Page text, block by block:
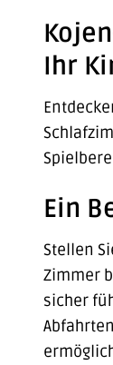
Ihr
Ein
Stellen
Zimmer
sicher